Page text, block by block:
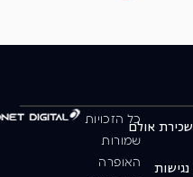
כל הזכויות
שמורות
האופרה
שכירת אולם
נגישות